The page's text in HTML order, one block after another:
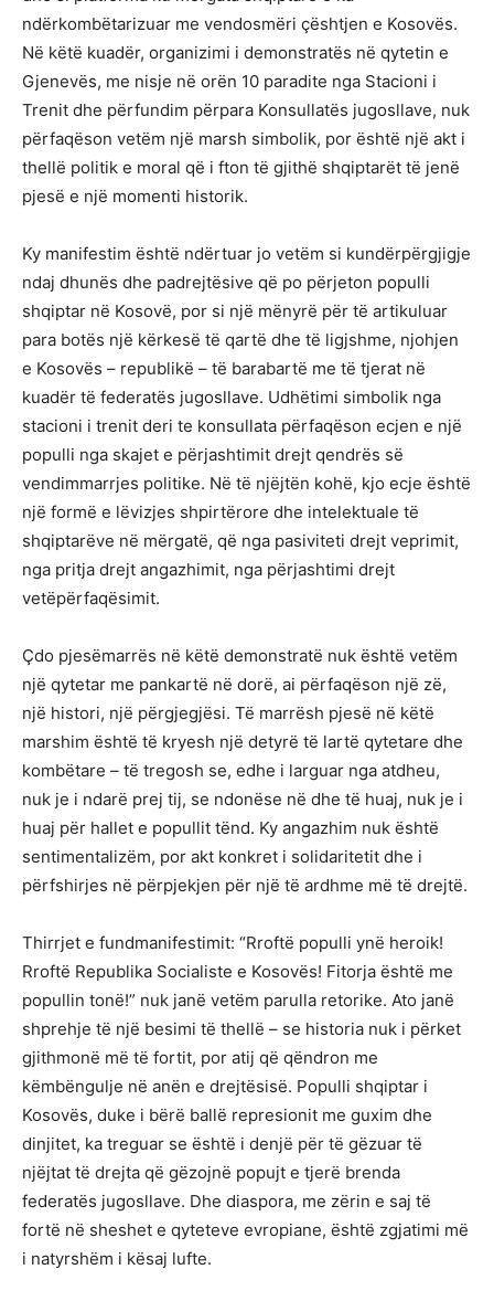
ndërkombëtarizuar me vendosmëri çështjen e Kosovës.
Në këtë kuadër, organizimi i demonstratës në qytetin e
Gjenevës, me nisje në orën 10 paradite nga Stacioni i
Trenit dhe përfundim përpara Konsullatës jugosllave, nuk
përfaqëson vetëm një marsh simbolik, por është një akt i
thellë politik e moral që i fton të gjithë shqiptarët të jenë
pjesë e një momenti historik.
Ky manifestim është ndërtuar jo vetëm si kundërpërgjigje
ndaj dhunës dhe padrejtësive që po përjeton populli
shqiptar në Kosovë, por si një mënyrë për të artikuluar
para botës një kërkesë të qartë dhe të ligjshme, njohjen
e Kosovës – republikë – të barabartë me të tjerat në
kuadër të federatës jugosllave. Udhëtimi simbolik nga
stacioni i trenit deri te konsullata përfaqëson ecjen e një
populli nga skajet e përjashtimit drejt qendrës së
vendimmarrjes politike. Në të njëjtën kohë, kjo ecje është
një formë e lëvizjes shpirtërore dhe intelektuale të
shqiptarëve në mërgatë, që nga pasiviteti drejt veprimit,
nga pritja drejt angazhimit, nga përjashtimi drejt
vetëpërfaqësimit.
Çdo pjesëmarrës në këtë demonstratë nuk është vetëm
një qytetar me pankartë në dorë, ai përfaqëson një zë,
një histori, një përgjegjësi. Të marrësh pjesë në këtë
marshim është të kryesh një detyrë të lartë qytetare dhe
kombëtare – të tregosh se, edhe i larguar nga atdheu,
nuk je i ndarë prej tij, se ndonëse në dhe të huaj, nuk je i
huaj për hallet e popullit tënd. Ky angazhim nuk është
sentimentalizëm, por akt konkret i solidaritetit dhe i
përfshirjes në përpjekjen për një të ardhme më të drejtë.
Thirrjet e fundmanifestimit: “Rroftë populli ynë heroik!
Rroftë Republika Socialiste e Kosovës! Fitorja është me
popullin tonë!” nuk janë vetëm parulla retorike. Ato janë
shprehje të një besimi të thellë – se historia nuk i përket
gjithmonë më të fortit, por atij që qëndron me
këmbëngulje në anën e drejtësisë. Populli shqiptar i
Kosovës, duke i bërë ballë represionit me guxim dhe
dinjitet, ka treguar se është i denjë për të gëzuar të
njëjtat të drejta që gëzojnë popujt e tjerë brenda
federatës jugosllave. Dhe diaspora, me zërin e saj të
fortë në sheshet e qyteteve evropiane, është zgjatimi më
i natyrshëm i kësaj lufte.